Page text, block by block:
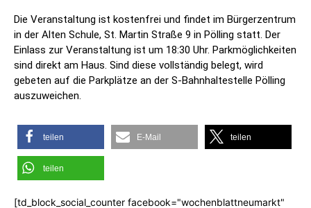
Die Veranstaltung ist kostenfrei und findet im Bürgerzentrum
in der Alten Schule, St. Martin Straße 9 in Pölling statt. Der
Einlass zur Veranstaltung ist um 18:30 Uhr. Parkmöglichkeiten
sind direkt am Haus. Sind diese vollständig belegt, wird
gebeten auf die Parkplätze an der S-Bahnhaltestelle Pölling
auszuweichen.
teilen E-Mail teilen
teilen
[td_block_social_counter facebook="wochenblattneumarkt"